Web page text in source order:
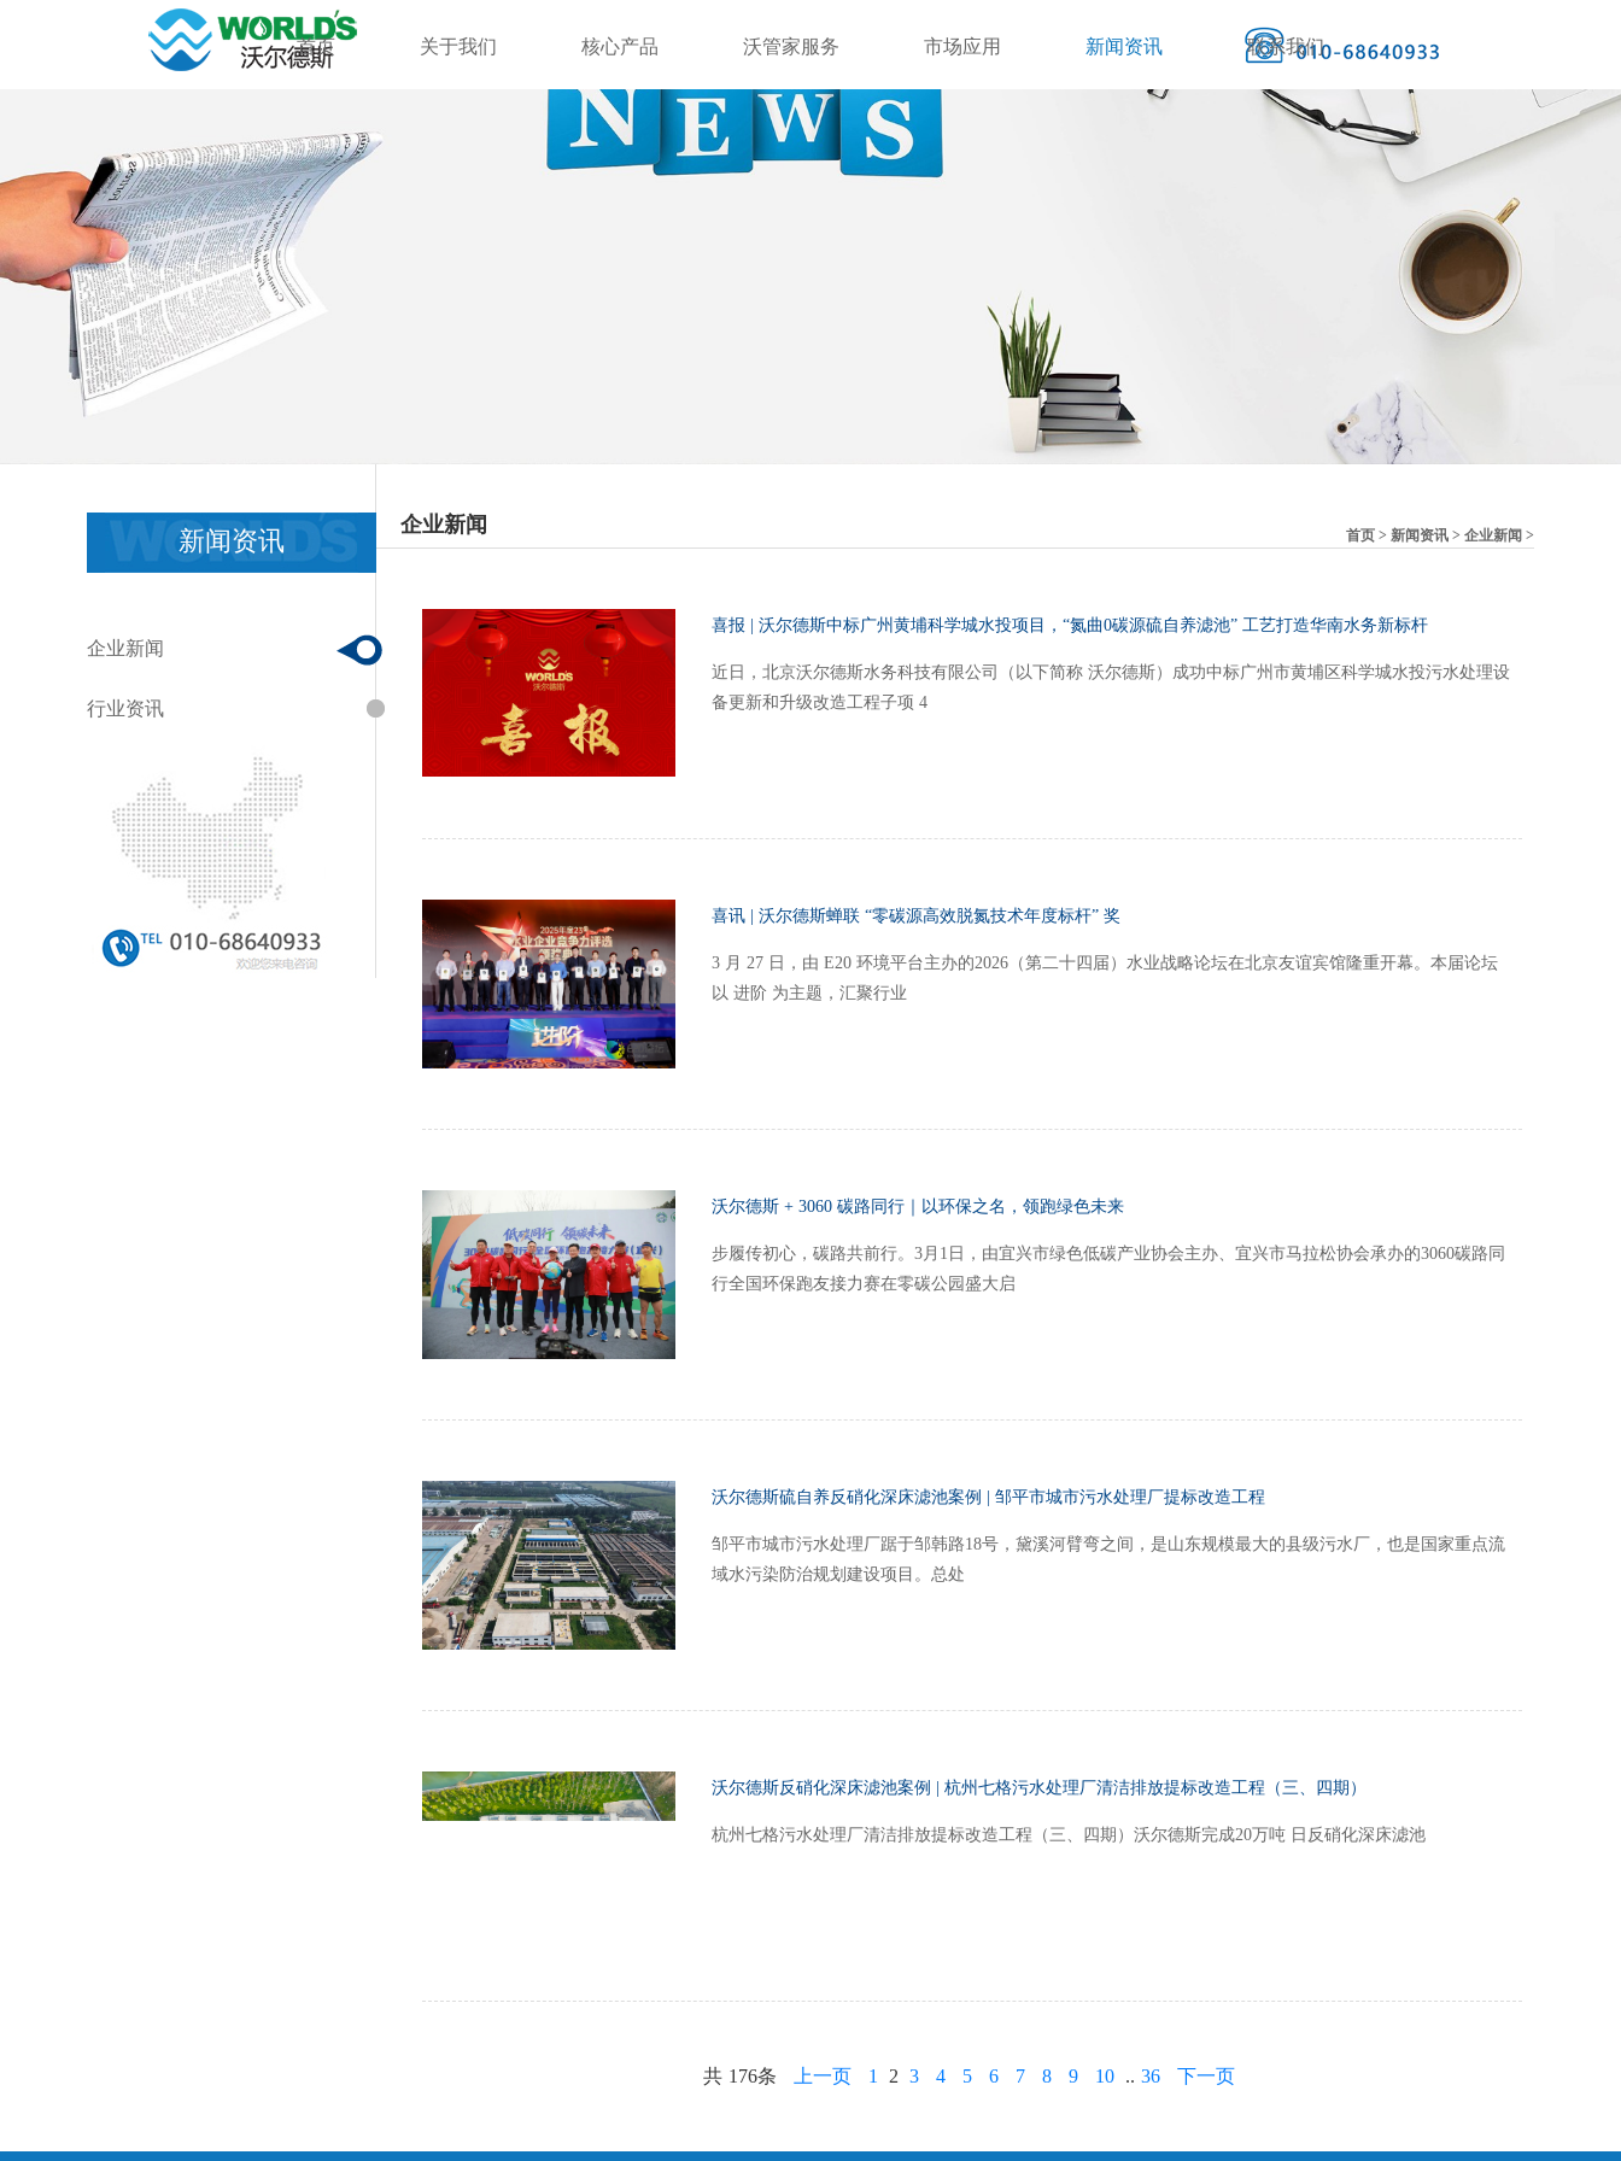
首页 关于我们 核心产品 沃管家服务 市场应用 新闻资讯 联系我们
新闻资讯
企业新闻
行业资讯
企业新闻 首页 > 新闻资讯 > 企业新闻 >
喜报 | 沃尔德斯中标广州黄埔科学城水投项目，“氮曲0碳源硫自养滤池” 工艺打造华南水务新标杆
近日，北京沃尔德斯水务科技有限公司（以下简称 沃尔德斯）成功中标广州市黄埔区科学城水投污水处理设
备更新和升级改造工程子项 4
喜讯 | 沃尔德斯蝉联 “零碳源高效脱氮技术年度标杆” 奖
3 月 27 日，由 E20 环境平台主办的2026（第二十四届）水业战略论坛在北京友谊宾馆隆重开幕。本届论坛
以 进阶 为主题，汇聚行业
沃尔德斯 + 3060 碳路同行｜以环保之名，领跑绿色未来
步履传初心，碳路共前行。3月1日，由宜兴市绿色低碳产业协会主办、宜兴市马拉松协会承办的3060碳路同
行全国环保跑友接力赛在零碳公园盛大启
沃尔德斯硫自养反硝化深床滤池案例 | 邹平市城市污水处理厂提标改造工程
邹平市城市污水处理厂踞于邹韩路18号，黛溪河臂弯之间，是山东规模最大的县级污水厂，也是国家重点流
域水污染防治规划建设项目。总处
沃尔德斯反硝化深床滤池案例 | 杭州七格污水处理厂清洁排放提标改造工程（三、四期）
杭州七格污水处理厂清洁排放提标改造工程（三、四期）沃尔德斯完成20万吨 日反硝化深床滤池
共 176条 上一页 1 2 3 4 5 6 7 8 9 10 .. 36 下一页